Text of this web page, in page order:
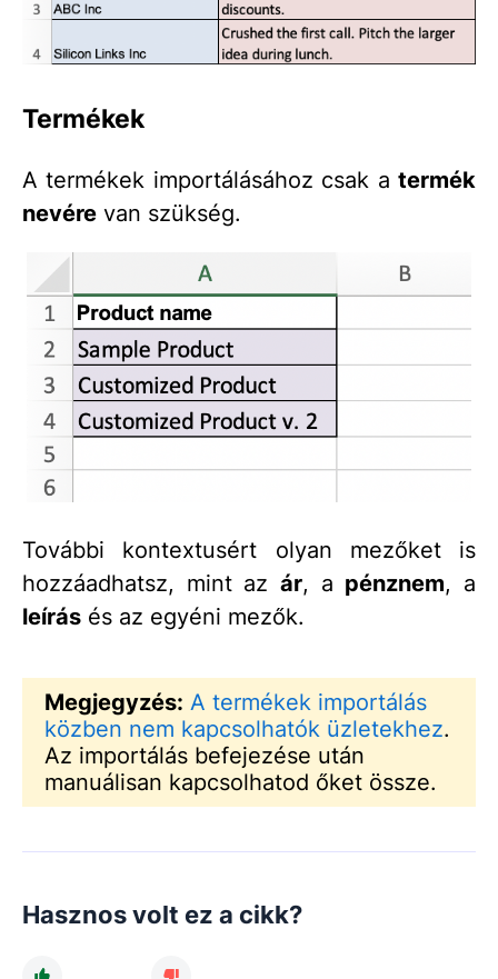
Termékek
A termékek importálásához csak a termék
nevére van szükség.
További kontextusért olyan mezőket is
hozzáadhatsz, mint az ár, a pénznem, a
leírás és az egyéni mezők.
Megjegyzés: A termékek importálás
közben nem kapcsolhatók üzletekhez.
Az importálás befejezése után
manuálisan kapcsolhatod őket össze.
Hasznos volt ez a cikk?